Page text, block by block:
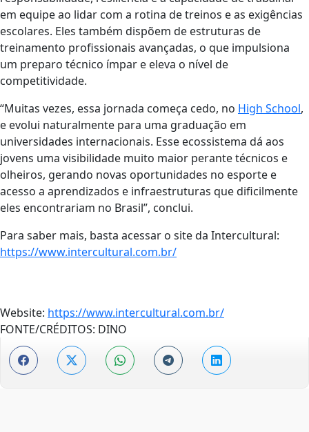
em equipe ao lidar com a rotina de treinos e as exigências
escolares. Eles também dispõem de estruturas de
treinamento profissionais avançadas, o que impulsiona
um preparo técnico ímpar e eleva o nível de
competitividade.
“Muitas vezes, essa jornada começa cedo, no High School,
e evolui naturalmente para uma graduação em
universidades internacionais. Esse ecossistema dá aos
jovens uma visibilidade muito maior perante técnicos e
olheiros, gerando novas oportunidades no esporte e
acesso a aprendizados e infraestruturas que dificilmente
eles encontrariam no Brasil”, conclui.
Para saber mais, basta acessar o site da Intercultural:
https://www.intercultural.com.br/
Website: https://www.intercultural.com.br/
FONTE/CRÉDITOS: DINO